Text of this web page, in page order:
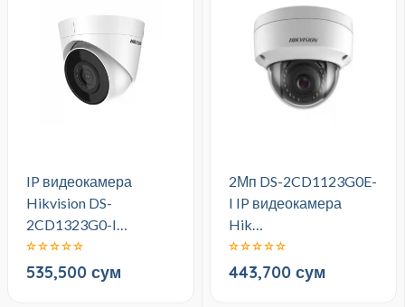
IP видеокамера
Hikvision DS-
2CD1323G0-I…
535,500 сум
2Мп DS-2CD1123G0E-
I IP видеокамера
Hik…
443,700 сум